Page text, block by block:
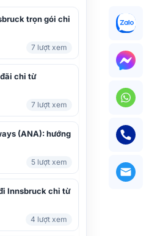
trọn gói chỉ
7 lượt xem
chỉ từ
7 lượt xem
(ANA): hướng
5 lượt xem
Innsbruck chỉ từ
4 lượt xem